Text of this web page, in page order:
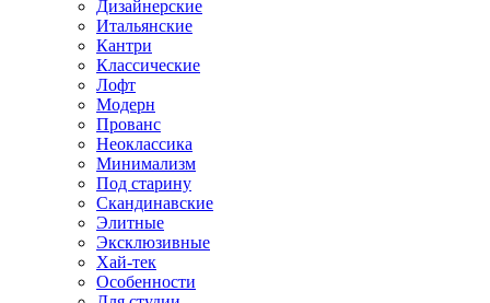
Дизайнерские
Итальянские
Кантри
Классические
Лофт
Модерн
Прованс
Неоклассика
Минимализм
Под старину
Скандинавские
Элитные
Эксклюзивные
Хай-тек
Особенности